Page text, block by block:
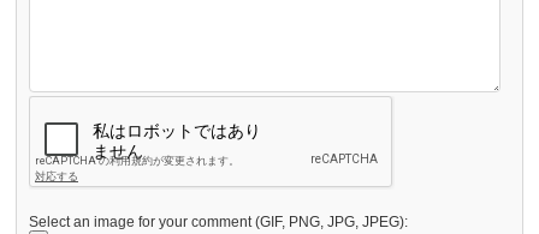
Select an image for your comment (GIF, PNG, JPG, JPEG):